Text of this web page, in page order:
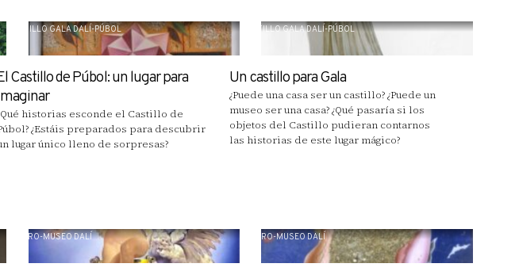
CASTILLO GALA DALÍ-PÚBOL
Castillo de Púbol: un lugar para
historias esconde el Castillo de
¿Estáis preparados para descubrir
lugar único lleno de sorpresas?
CASTILLO GALA DALÍ-PÚBOL
Un castillo para Gala
¿Puede una casa ser un castillo? ¿Puede un
museo ser una casa? ¿Qué pasaría si los
objetos del Castillo pudieran contarnos
las historias de este lugar mágico?
TEATRO-MUSEO DALÍ TEATRO-MUSEO DALÍ